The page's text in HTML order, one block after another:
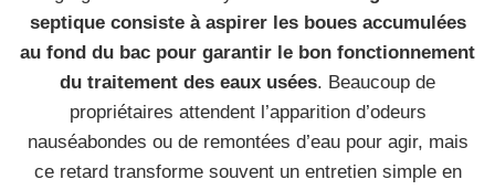
septique consiste à aspirer les boues accumulées
au fond du bac pour garantir le bon fonctionnement
du traitement des eaux usées. Beaucoup de
propriétaires attendent l’apparition d’odeurs
nauséabondes ou de remontées d’eau pour agir, mais
ce retard transforme souvent un entretien simple en